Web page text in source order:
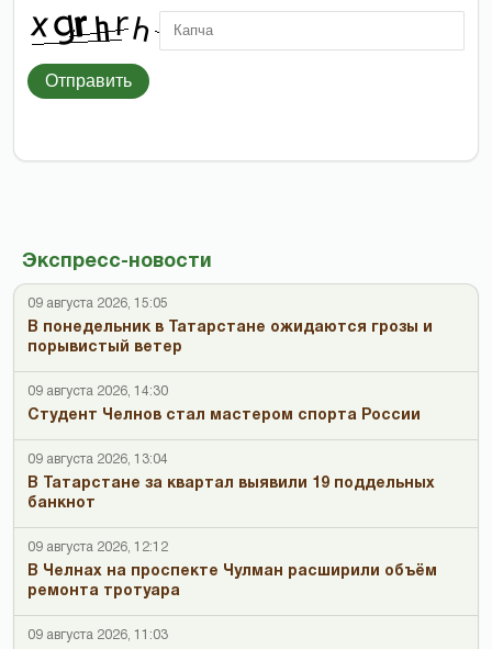
Экспресс-новости
09 августа 2026, 15:05
В понедельник в Татарстане ожидаются грозы и
порывистый ветер
09 августа 2026, 14:30
Студент Челнов стал мастером спорта России
09 августа 2026, 13:04
В Татарстане за квартал выявили 19 поддельных
банкнот
09 августа 2026, 12:12
В Челнах на проспекте Чулман расширили объём
ремонта тротуара
09 августа 2026, 11:03
Отправить